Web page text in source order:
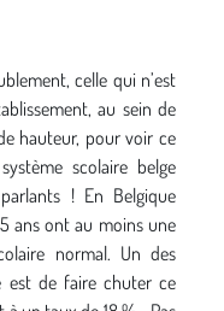
celle qui n’est
au sein de
hauteur, pour voir ce
scolaire belge
! En Belgique
ans ont au moins une
normal. Un des
est de faire chuter ce